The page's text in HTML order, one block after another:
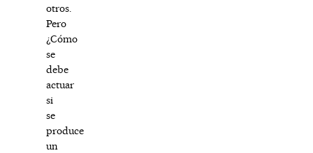
otros.
Pero
¿Cómo
se
debe
actuar
si
se
produce
un